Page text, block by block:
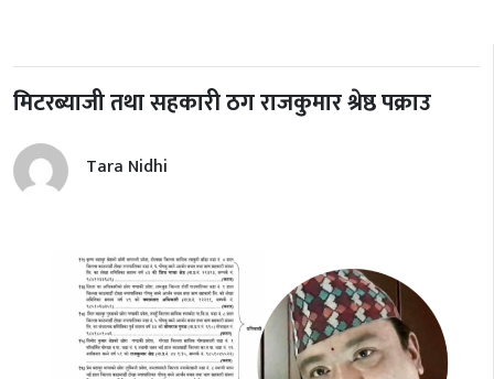
मिटरब्याजी तथा सहकारी ठग राजकुमार श्रेष्ठ पक्राउ
Tara Nidhi